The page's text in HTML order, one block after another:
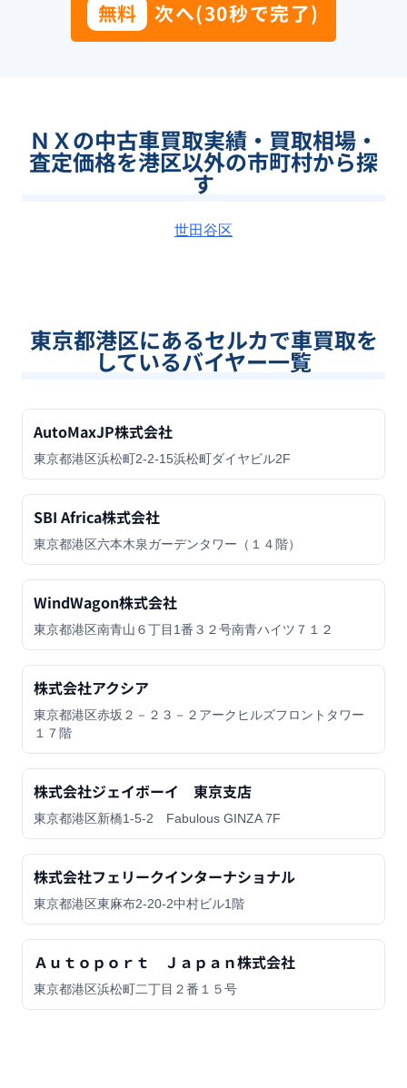
無料 次へ(30秒で完了)
ＮＸの中古車買取実績・買取相場・
査定価格を港区以外の市町村から探
す
世田谷区
東京都港区にあるセルカで車買取を
しているバイヤー一覧
AutoMaxJP株式会社
東京都港区浜松町2-2-15浜松町ダイヤビル2F
SBI Africa株式会社
東京都港区六本木泉ガーデンタワー（１４階）
WindWagon株式会社
東京都港区南青山６丁目1番３２号南青ハイツ７１２
株式会社アクシア
東京都港区赤坂２－２３－２アークヒルズフロントタワー
１７階
株式会社ジェイボーイ 東京支店
東京都港区新橋1-5-2 Fabulous GINZA 7F
株式会社フェリークインターナショナル
東京都港区東麻布2-20-2中村ビル1階
Ａｕｔｏｐｏｒｔ Ｊａｐａｎ株式会社
東京都港区浜松町二丁目２番１５号